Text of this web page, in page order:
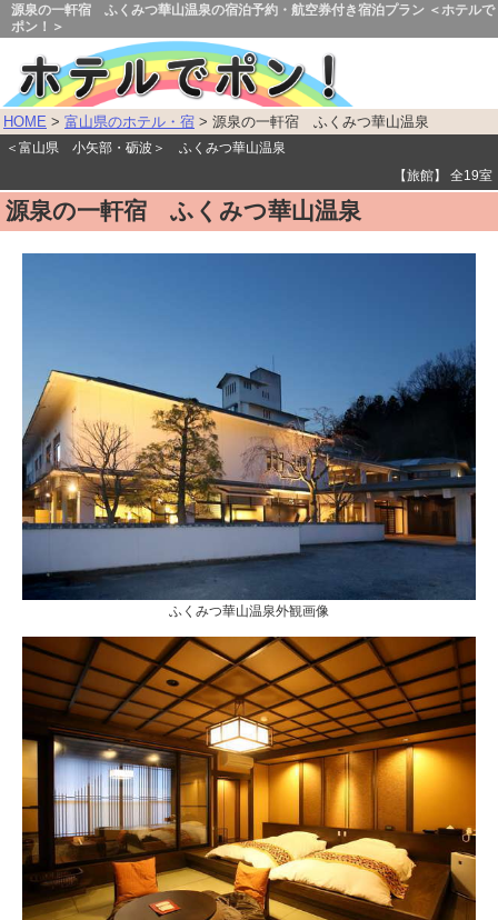
源泉の一軒宿 ふくみつ華山温泉の宿泊予約・航空券付き宿泊プラン ＜ホテルで
ポン！＞
HOME > 富山県のホテル・宿 > 源泉の一軒宿 ふくみつ華山温泉
＜富山県 小矢部・砺波＞ ふくみつ華山温泉
【旅館】 全19室
源泉の一軒宿 ふくみつ華山温泉
ふくみつ華山温泉外観画像